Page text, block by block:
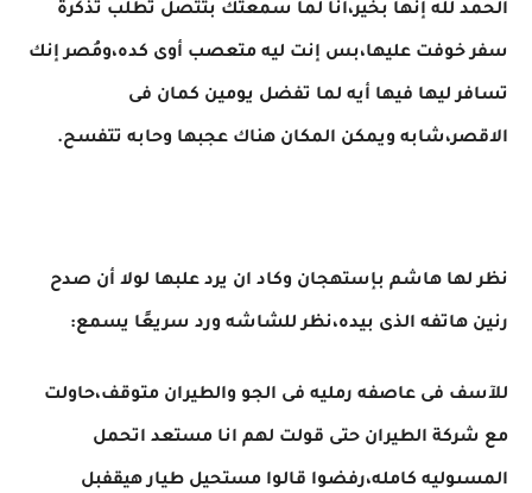
الحمد لله إنها بخير،انا لما سمعتك بتتصل تطلب تذكرة
سفر خوفت عليها،بس إنت ليه متعصب أوى كده،ومُصر إنك
تسافر ليها فيها أيه لما تفضل يومين كمان فى
الاقصر،شابه ويمكن المكان هناك عجبها وحابه تتفسح.
نظر لها هاشم بإستهجان وكاد ان يرد علبها لولا أن صدح
رنين هاتفه الذى بيده،نظر للشاشه ورد سريعًا يسمع:
للآسف فى عاصفه رمليه فى الجو والطيران متوقف،حاولت
مع شركة الطيران حتى قولت لهم انا مستعد اتحمل
المسىوليه كامله،رفضوا قالوا مستحيل طيار هيقفبل